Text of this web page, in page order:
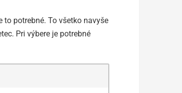
potrebné. To všetko navyše
Pri výbere je potrebné